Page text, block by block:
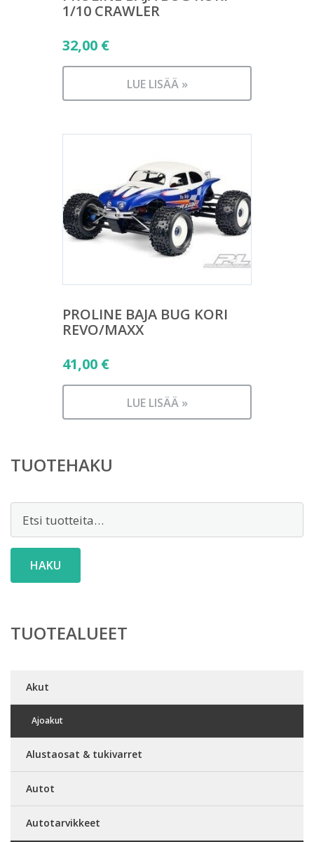
1/10 CRAWLER
32,00 €
LUE LISÄÄ »
PROLINE BAJA BUG KORI
REVO/MAXX
41,00 €
LUE LISÄÄ »
TUOTEHAKU
HAKU
TUOTEALUEET
Akut
Ajoakut
Alustaosat & tukivarret
Autot
Autotarvikkeet